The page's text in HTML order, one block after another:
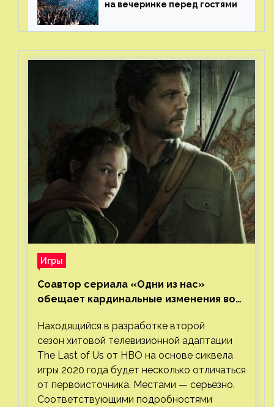
на вечеринке перед гостями
Игры
Соавтор сериала «Одни из нас»
обещает кардинальные изменения во
Находящийся в разработке второй
сезон хитовой телевизионной адаптации
The Last of Us от HBO на основе сиквела
игры 2020 года будет несколько отличаться
от первоисточника. Местами — серьезно.
Соответствующими подробностями